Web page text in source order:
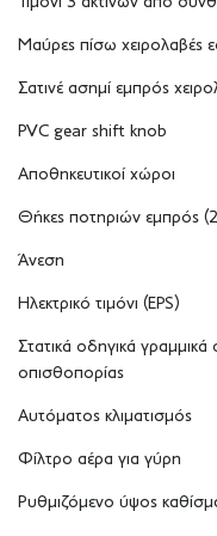
Μαύρες πίσω χειρολαβές
Σατινέ ασημί εμπρός
PVC gear shift knob
Αποθηκευτικοί χώροι
Θήκες ποτηριών εμπρός
Άνεση
Ηλεκτρικό τιμόνι (EPS)
Στατικά οδηγικά
οπισθοπορίας
Αυτόματος κλιματισμός
Φίλτρο αέρα για γύρη
Ρυθμιζόμενο ύψος